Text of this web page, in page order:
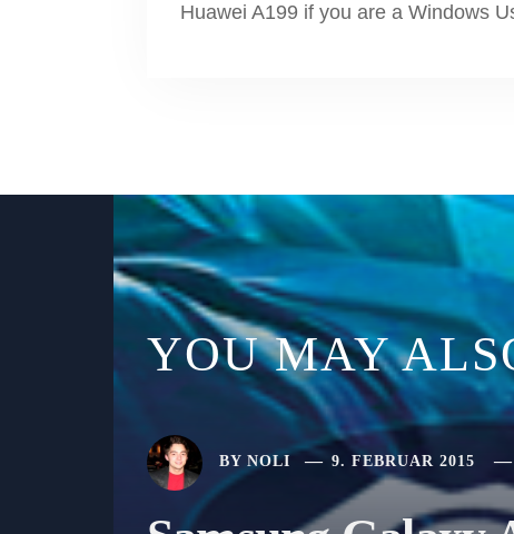
Huawei A199 if you are a Windows
YOU MAY
BY NOLI 9. FEBRUAR 2015